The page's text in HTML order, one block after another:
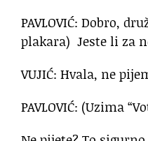
PAVLOVIĆ: Dobro,
plakara) Jeste li za
VUJIĆ: Hvala, ne
PAVLOVIĆ: (Uzima